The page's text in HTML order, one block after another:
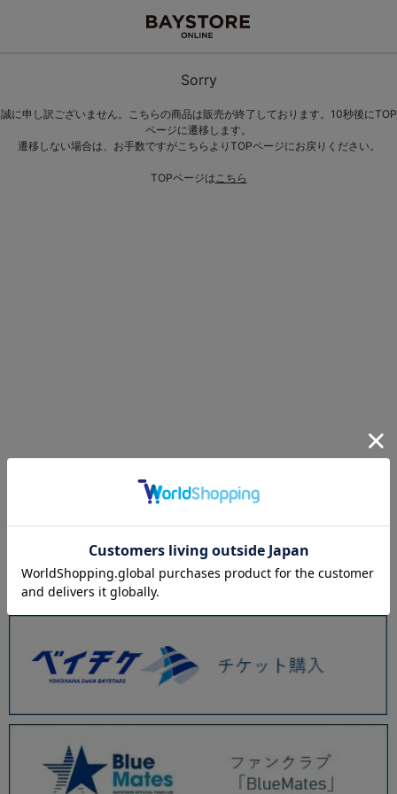
Sorry
誠に申し訳ございません。こちらの商品は販売が終了しております。10秒後にTOP
ページに遷移します。
遷移しない場合は、お手数ですがこちらよりTOPページにお戻りください。
TOPページはこちら